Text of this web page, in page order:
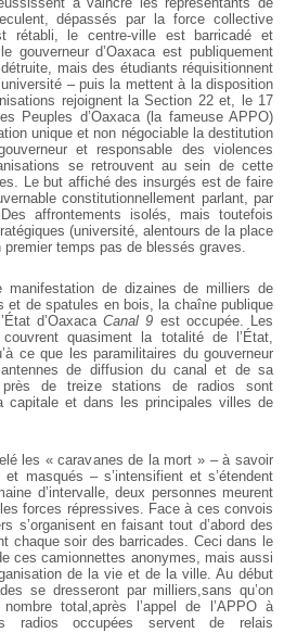
dépassés par la force collective
rétabli, le centre-ville est barricadé et
gouverneur d’Oaxaca est publiquement
mais des étudiants réquisitionnent
– puis la mettent à la disposition
rejoignent la Section 22 et, le 17
Peuples d’Oaxaca (la fameuse APPO)
unique et non négociable la destitution
et responsable des violences
se retrouvent au sein de cette
Le but affiché des insurgés est de faire
constitutionnellement parlant, par
affrontements isolés, mais toutefois
(université, alentours de la place
temps pas de blessés graves.
manifestation de dizaines de milliers de
et de spatules en bois, la chaîne publique
d’Oaxaca Canal 9 est occupée. Les
quasiment la totalité de l’État,
ce que les paramilitaires du gouverneur
de diffusion du canal et de sa
de treize stations deradios sont
capitale et dans les principales villes de
les « caravanes de la mort » – à savoir
et masqués – s’intensifient et s’étendent
d’intervalle, deux personnes meurent
forces répressives. Face à ces convois
s’organisent en faisant tout d’abord des
chaque soir des barricades. Ceci dans le
ces camionnettes anonymes, mais aussi
de la vie et de la ville. Au début
se dresseront parmilliers,sans qu’on
total,après l’appel de l’APPOà
radios occupées servent de relais